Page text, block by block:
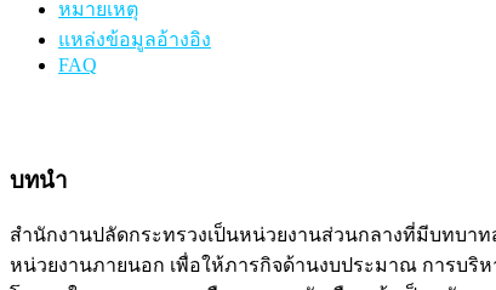
หมายเหตุ
แหล่งข้อมูลอ้างอิง
FAQ
บทนำ
สำนักงานปลัดกระทรวงเป็นหน่วยงานส่วนกลางที่มีบทบา
หน่วยงานภายนอก เพื่อให้ภารกิจด้านงบประมาณ การบริ